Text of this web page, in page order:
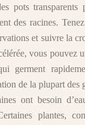
pots transparents
des racines.
et suivre la
vous pouvez
germent
de la plupart des
ont besoin
plantes,